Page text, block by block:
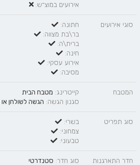
אירועים במוצ״ש:
סוגי אירועים
חתונה:
בר\בת מצווה:
ברית\ה:
חינה:
אירוע עסקי:
מסיבה:
המטבח קייטרינג: מטבח הבית
סגנון הגשה: הגשה לשולחן או
סוג תפריט
בשרי:
צמחוני:
טבעוני:
חדר התארגנות סוג חדר: סטנדרטי